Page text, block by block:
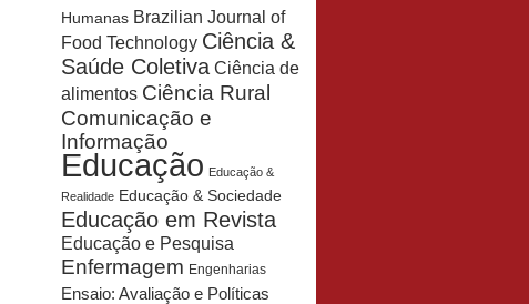
Humanas Brazilian Journal of
Food Technology Ciência &
Saúde Coletiva Ciência de
alimentos Ciência Rural
Comunicação e
Informação
Educação Educação &
Realidade Educação & Sociedade
Educação em Revista
Educação e Pesquisa
Enfermagem Engenharias
Ensaio: Avaliação e Políticas